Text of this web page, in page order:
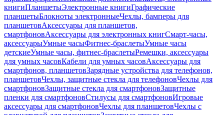
книгиПланшетыЭлектронные книгиГрафические
планшетыБлокноты электронныеЧехлы, бамперы для
планшетовАксессуары для планшетов,
смартфоновАксессуары для электронных книгСмарт-часы,
аксессуарыУмные часыФитнес-браслетыУмные часы
детскиеУмные часы, фитнес-браслетыРемешки, аксессуары
для умных часовКабели для умных часовАксессуары для
смартфонов, планшетовЗарядные устройства для телефонов,
планшетовЧехлы, защитные стекла для телефоновЧехлы для
смартфоновЗащитные стекла для смартфоновЗащитные
пленки для смартфоновСтилусы для смартфоновИгровые
аксессуары для смартфоновЧехлы для планшетовЧехлы с